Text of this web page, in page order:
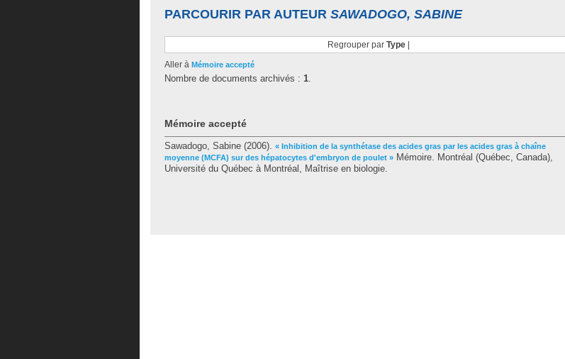
PARCOURIR PAR AUTEUR SAWADOGO, SABINE
Regrouper par Type|
Aller à Mémoire accepté
Nombre de documents archivés : 1.
Mémoire accepté
Sawadogo, Sabine (2006). « Inhibition de la synthétase des acides gras par les acides gras à chaîne
moyenne (MCFA) sur des hépatocytes d'embryon de poulet » Mémoire. Montréal (Québec, Canada),
Université du Québec à Montréal, Maîtrise en biologie.